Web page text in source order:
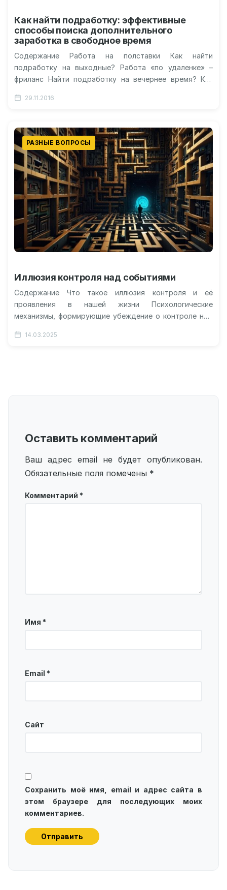
Как найти подработку: эффективные
способы поиска дополнительного
заработка в свободное время
Содержание Работа на полставки Как найти
подработку на выходные? Работа «по удаленке» –
фриланс Найти подработку на вечернее время? Как
29.11.2016
РАЗНЫЕ ВОПРОСЫ
Иллюзия контроля над событиями
Содержание Что такое иллюзия контроля и её
проявления в нашей жизни Психологические
механизмы, формирующие убеждение о контроле над
контроля на принятие…
14.03.2025
Оставить комментарий
Ваш адрес email не будет опубликован.
Обязательные поля помечены *
Комментарий *
Имя *
Email *
Сайт
Сохранить моё имя, email и адрес сайта в
этом браузере для последующих моих
комментариев.